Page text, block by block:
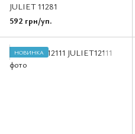
JULIET 11281
592 грн/уп.
НОВИНКА